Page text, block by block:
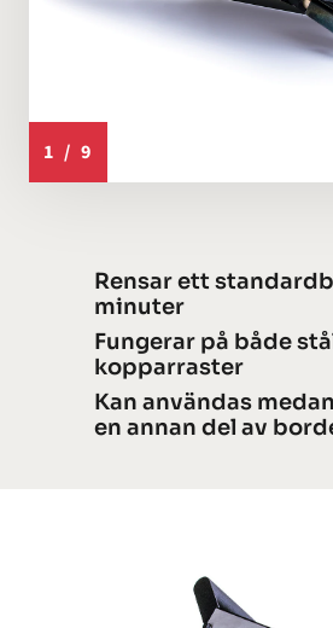
1 / 9
Rensar ett
minuter
Fungerar på både
kopparraster
Kan användas
en annan del av